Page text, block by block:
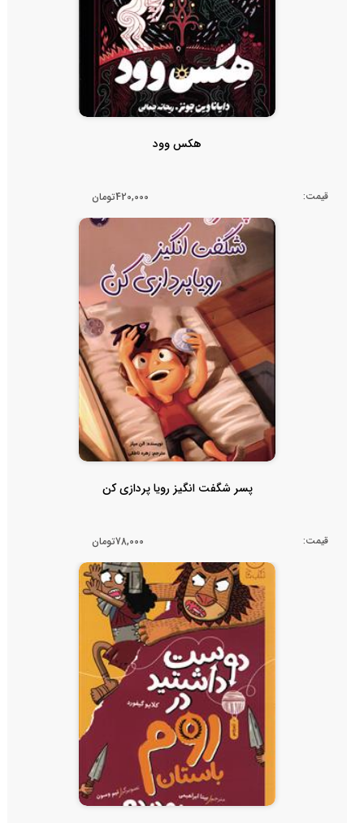
هکس وود
قیمت: 420,000تومان
پسر شگفت انگیز رویا پردازی کن
قیمت: 78,000تومان